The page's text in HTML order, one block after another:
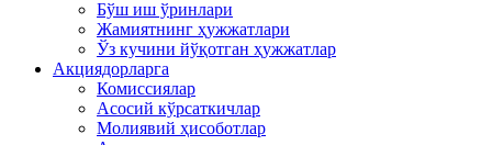
Бўш иш ўринлари
Жамиятнинг ҳужжатлари
Ўз кучини йўқотган ҳужжатлар
Акциядорларга
Комиссиялар
Асосий кўрсаткичлар
Молиявий ҳисоботлар